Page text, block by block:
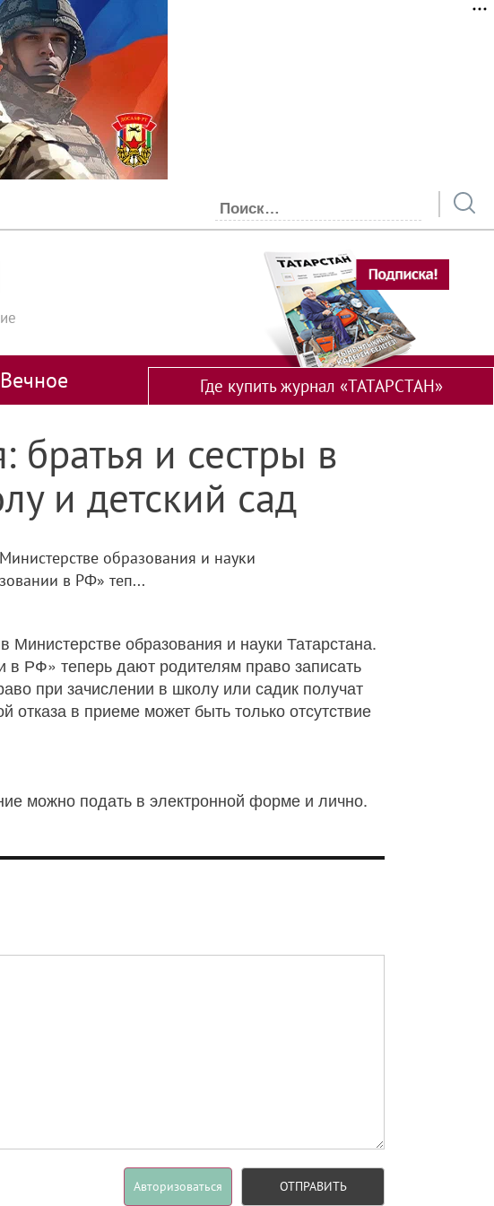
Вечное Где купить журнал «ТАТАРСТАН»
братья и сестры в
и детский сад
образования и науки
в РФ» теп...
образования и науки Татарстана.
РФ» теперь дают родителям право записать
при зачислении в школу или садик получат
отказа в приеме может быть только отсутствие
можно подать в электронной форме и лично.
Авторизоваться ОТПРАВИТЬ